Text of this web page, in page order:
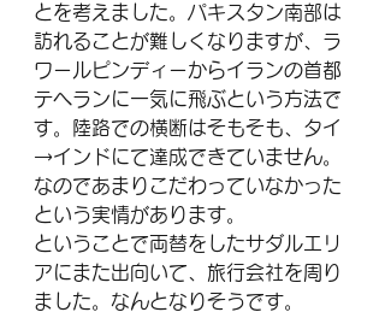
とを考えました。パキスタン南部は
訪れることが難しくなりますが、ラ
ワールピンディーからイランの首都
テヘランに一気に飛ぶという方法で
す。陸路での横断はそもそも、タイ
→インドにて達成できていません。
なのであまりこだわっていなかった
という実情があります。
ということで両替をしたサダルエリ
アにまた出向いて、旅行会社を周り
ました。なんとなりそうです。